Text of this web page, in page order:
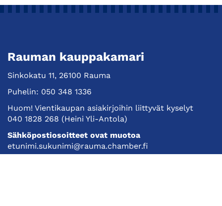
Rauman kauppakamari
Sinkokatu 11, 26100 Rauma
Puhelin: 050 348 1336
Huom! Vientikaupan asiakirjoihin liittyvät kyselyt
040 1828 268 (Heini Yli-Antola)
Sähköpostiosoitteet ovat muotoa
etunimi.sukunimi@rauma.chamber.fi